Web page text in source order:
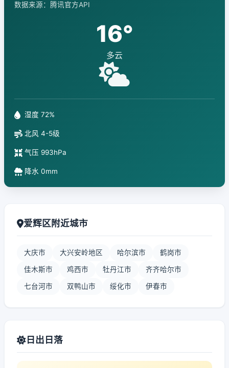
数据来源：腾讯官方API
16°
多云
湿度 72%
北风 4-5级
气压 993hPa
降水 0mm
爱辉区附近城市
大庆市 大兴安岭地区 哈尔滨市 鹤岗市
佳木斯市 鸡西市 牡丹江市 齐齐哈尔市
七台河市 双鸭山市 绥化市 伊春市
日出日落